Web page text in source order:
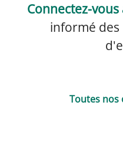
Connectez-vous
informé
Toutes